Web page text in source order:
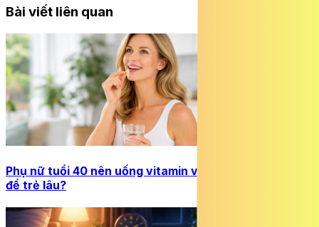
Bài viết liên quan
Phụ nữ tuổi 40 nên uống vitamin và khoáng chất nào
để trẻ lâu?